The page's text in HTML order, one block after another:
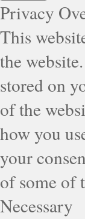
Privacy
This
the
stored on
of the
how you
your
of some of
Necessary